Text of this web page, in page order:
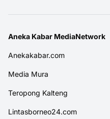
Aneka Kabar MediaNetwork
Anekakabar.com
Media Mura
Teropong Kalteng
Lintasborneo24.com